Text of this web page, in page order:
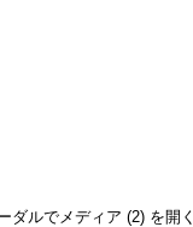
ダルでメディア (2) を開く